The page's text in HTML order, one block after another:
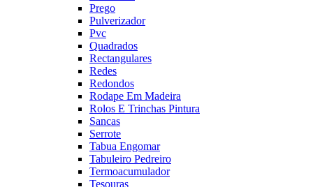
Prego
Pulverizador
Pvc
Quadrados
Rectangulares
Redes
Redondos
Rodape Em Madeira
Rolos E Trinchas Pintura
Sancas
Serrote
Tabua Engomar
Tabuleiro Pedreiro
Termoacumulador
Tesouras